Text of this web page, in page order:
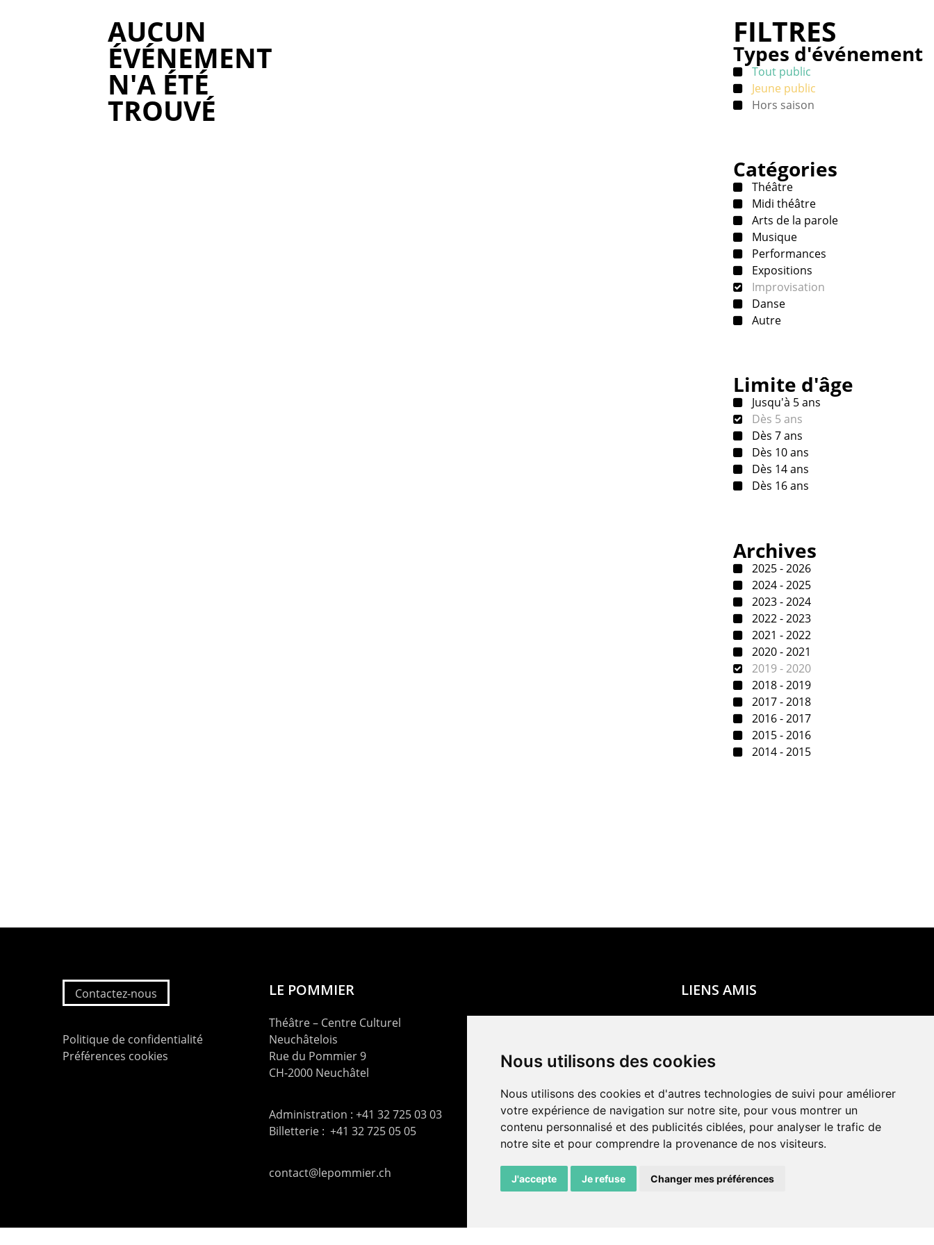
Nous utilisons des cookies
Nous utilisons des cookies et d'autres technologies de suivi pour améliorer
votre expérience de navigation sur notre site, pour vous montrer un
contenu personnalisé et des publicités ciblées, pour analyser le trafic de
notre site et pour comprendre la provenance de nos visiteurs.
J'accepte Je refuse Changer mes préférences
AUCUN
ÉVÉNEMENT
N'A ÉTÉ
TROUVÉ
FILTRES
Types d'événement
Tout public
Jeune public
Hors saison
Catégories
Théâtre
Midi théâtre
Arts de la parole
Musique
Performances
Expositions
Improvisation
Danse
Autre
Limite d'âge
Jusqu'à 5 ans
Dès 5 ans
Dès 7 ans
Dès 10 ans
Dès 14 ans
Dès 16 ans
Archives
2025 - 2026
2024 - 2025
2023 - 2024
2022 - 2023
2021 - 2022
2020 - 2021
2019 - 2020
2018 - 2019
2017 - 2018
2016 - 2017
2015 - 2016
2014 - 2015
Contactez-nous
Politique de confidentialité
Préférences cookies
LE POMMIER
Théâtre – Centre Culturel
Neuchâtelois
Rue du Pommier 9
CH-2000 Neuchâtel
Administration : +41 32 725 03 03
Billetterie : +41 32 725 05 05
contact@lepommier.ch
LIENS AMIS